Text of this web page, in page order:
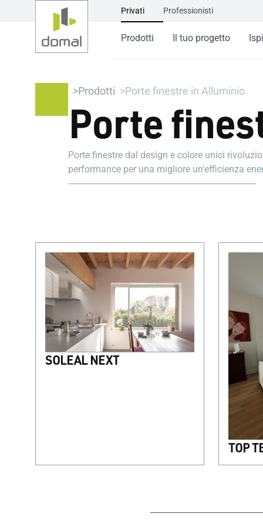
Privati Professionisti
Prodotti Il tuo progetto
Prodotti Porte finestre in Alluminio
Porte
Porte finestre dal design e colore unici
performance per una migliore un'efficienza
SOLEAL NEXT
TOP